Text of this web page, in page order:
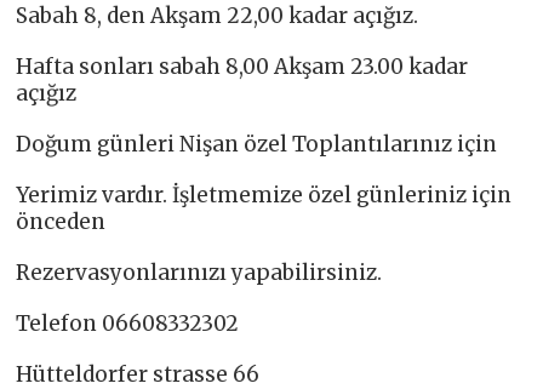
Sabah 8, den Akşam 22,00 kadar açığız.
Hafta sonları sabah 8,00 Akşam 23.00 kadar
açığız
Doğum günleri Nişan özel Toplantılarınız için
Yerimiz vardır. İşletmemize özel günleriniz için
önceden
Rezervasyonlarınızı yapabilirsiniz.
Telefon 06608332302
Hütteldorfer strasse 66